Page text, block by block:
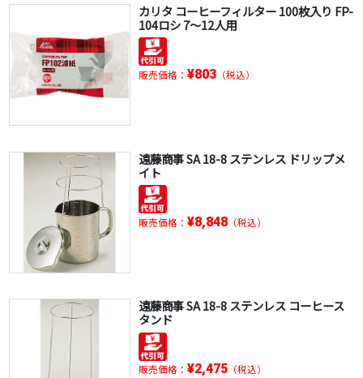
カリタ コーヒーフィルター 100枚入り FP-
104ロシ 7～12人用
販売価格： ¥803（税込）
遠藤商事 SA 18-8 ステンレス ドリップメ
イト
販売価格： ¥8,848（税込）
遠藤商事 SA 18-8 ステンレス コーヒース
タンド
販売価格： ¥2,475（税込）